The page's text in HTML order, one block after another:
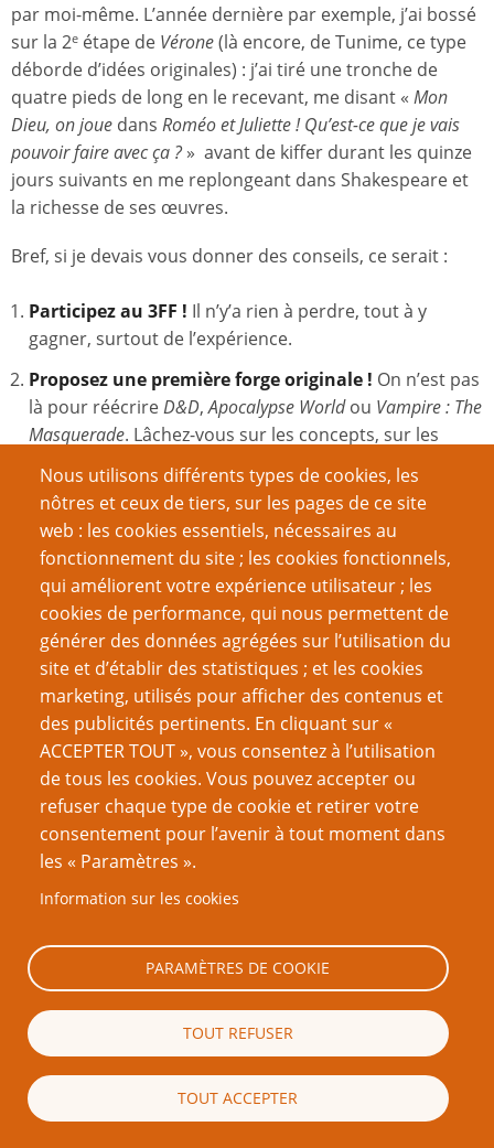
par moi-même. L’année dernière par exemple, j’ai bossé
sur la 2e étape de Vérone(là encore, de Tunime, ce type
déborde d’idées originales) : j’ai tiré une tronche de
quatre pieds de long en le recevant, me disant « Mon
Dieu, on joue dans Roméo et Juliette ! Qu’est-ce que je vais
pouvoir faire avec ça ?» avant de kiffer durant les quinze
jours suivants en me replongeant dans Shakespeare et
la richesse de ses œuvres.
Bref, si je devais vous donner des conseils, ce serait :
Participez au 3FF ! Il n’y’a rien à perdre, tout à y
gagner, surtout de l’expérience.
Proposez une première forge originale ! On n’est pas
là pour réécrireD&D,Apocalypse Worldou Vampire : The
Masquerade. Lâchez-vous sur les concepts, sur les
univers, sur les mécanismes ! Allez dans une direction,
n’importe laquelle, mais foncez-y franchement. Vous
pouvez faire confiance aux deux « forgerons » qui
reprendront votre travail pour tempérer vos folles
idées. Il vaut mieux proposer un jeu avec un thème
trop fort ou extrême qu’un jeu sans thème marquant.
Pour la 3 eforge, bossez vos textes. Personne n’a
envie de lire un jeu plein de fautes, avec des phrases
peu claires ou mal construites. Ce que vous livrez au
final – avant d’être un Jeu de Rôle – c’est un texte.
Celui-ci doit être rédigé avec toute votre attention et
au mieux de vos capacités.
Ne vous lancez pas dans une mise en page chiadée
tant que votre texte n’est pas impeccable : il n’y a rien
de plus enrageant que d’avoir un « joli » jeu dans
lequel il y a des erreurs grossières, des fautes
manquants !
Si vous ne savez pas faire une mise en page « pro », ce
n’est pas grave : c’est le jeu que l’on évalue, pas son
aspect. Un simple texte sous Word, propre, lisible,
aéré et sans fautes, commeMalice, vainqueur du 3FF4,
ne vous « coûtera » pas de points, au contraire.
Nous utilisons différents types de cookies, les
nôtres et ceux de tiers, sur les pages de ce site
web : les cookies essentiels, nécessaires au
fonctionnement du site ; les cookies fonctionnels,
qui améliorent votre expérience utilisateur ; les
cookies de performance, qui nous permettent de
générer des données agrégées sur l’utilisation du
site et d’établir des statistiques ; et les cookies
marketing, utilisés pour afficher des contenus et
des publicités pertinents. En cliquant sur «
ACCEPTER TOUT », vous consentez à l’utilisation
de tous les cookies. Vous pouvez accepter ou
refuser chaque type de cookie et retirer votre
consentement pour l’avenir à tout moment dans
les « Paramètres ».
Information sur les cookies
PARAMÈTRES DE COOKIE
TOUT REFUSER
TOUT ACCEPTER